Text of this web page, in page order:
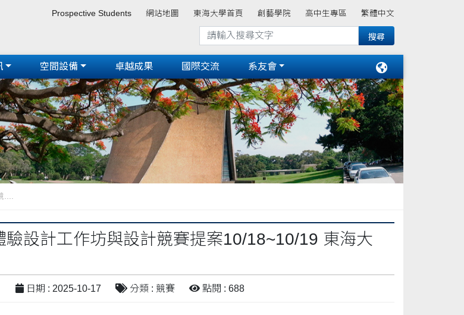
Prospective Students 網站地圖 東海大學首頁 創藝學院 高中生專區 繁體中文
空間設備 卓越成果 國際交流 系友會
....
驗設計工作坊與設計競賽提案10/18~10/19 東海大
日期 : 2025-10-17 分類 : 競賽 點閱 : 688